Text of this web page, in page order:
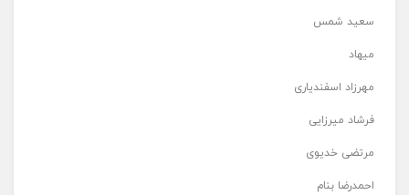
سعید شمس
میهاد
مهرزاد اسفندیاری
فرشاد میرزایی
مرتضی خدیوی
احمدرضا بنام